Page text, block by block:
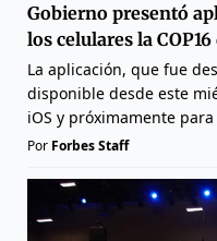
Gobierno presentó
los celulares la
La aplicación, que fue
disponible desde este
iOS y próximamente
Por Forbes Staff